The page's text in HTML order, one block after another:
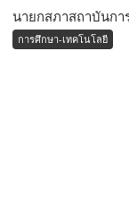
นายกสภาสถาบันกา
การศึกษา-เทคโนโลยี